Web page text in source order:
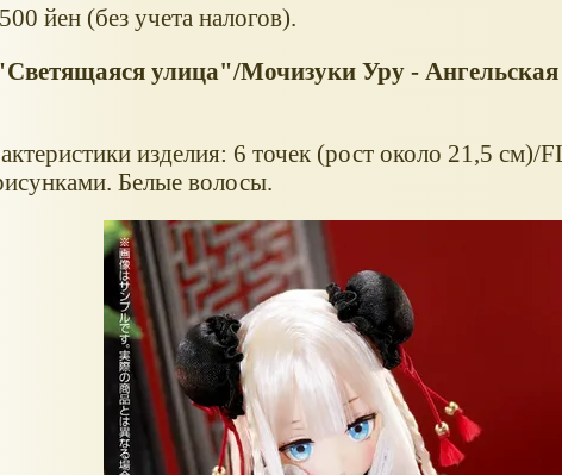
йен (без учета налогов).
улица"/Мочизуки Уру -
изделия: 6 точек (рост около 21,5
Белые волосы.